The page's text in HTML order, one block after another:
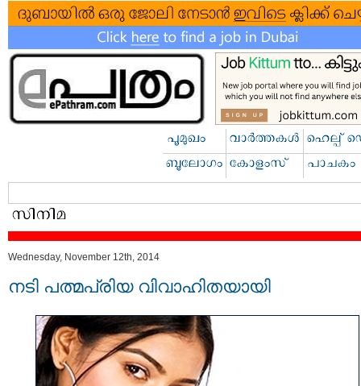
Wednesday, November 12th, 2014
നടി പത്മപ്രിയ വിവാഹിതയായി